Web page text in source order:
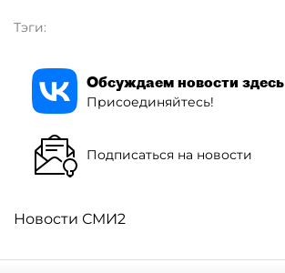
Тэги:
Обсуждаем новости здесь
Присоединяйтесь!
Подписаться на новости
Новости СМИ2